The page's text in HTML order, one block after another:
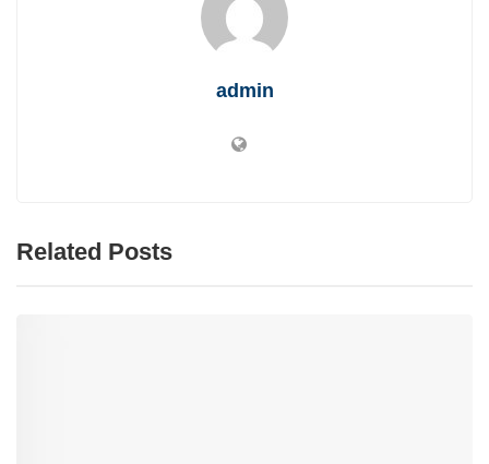
admin
Related Posts